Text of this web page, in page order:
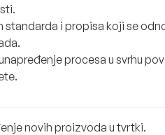
standarda i propisa koji se
procesa u svrhu
novih proizvoda u tvrtki.